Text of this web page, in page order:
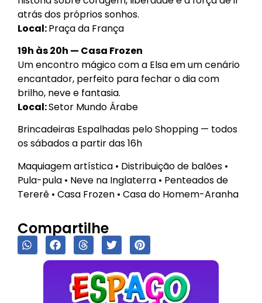
Compartilhe
atrás dos próprios sonhos.
Local:Praça da França
19h às 20h — Casa Frozen
Um encontro mágico com a Elsa em um cenário
encantador, perfeito para fechar o dia com
brilho, neve e fantasia.
Local:Setor Mundo Árabe
Brincadeiras Espalhadas pelo Shopping — todos
os sábados a partir das 16h
Maquiagem artística • Distribuição de balões •
Pula-pula • Neve na Inglaterra • Penteados de
Tererê • Casa Frozen • Casa do Homem-Aranha